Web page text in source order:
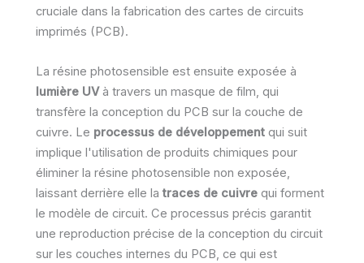
cruciale dans la fabrication des cartes de circuits
imprimés (PCB).
La résine photosensible est ensuite exposée à
lumière UVà travers un masque de film, qui
transfère la conception du PCB sur la couche de
cuivre. Le processus de développement qui suit
implique l'utilisation de produits chimiques pour
éliminer la résine photosensible non exposée,
laissant derrière elle la traces de cuivre qui forment
le modèle de circuit. Ce processus précis garantit
une reproduction précise de la conception du circuit
sur les couches internes du PCB, ce qui est